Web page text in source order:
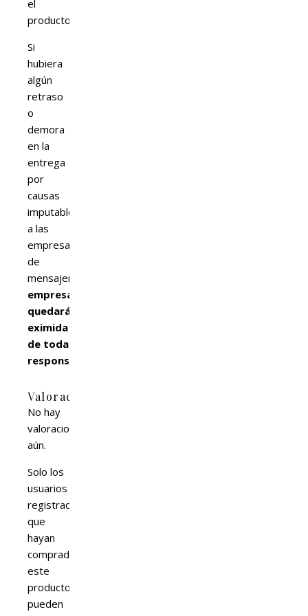
el
producto.
Si
hubiera
algún
retraso
o
demora
en la
entrega
por
causas
imputables
a las
empresas
de
mensajería,
empresa
quedará
eximida
de toda
responsabilidad.
Valoraciones
No hay
valoraciones
aún.
Solo los
usuarios
registrados
que
hayan
comprado
este
producto
pueden